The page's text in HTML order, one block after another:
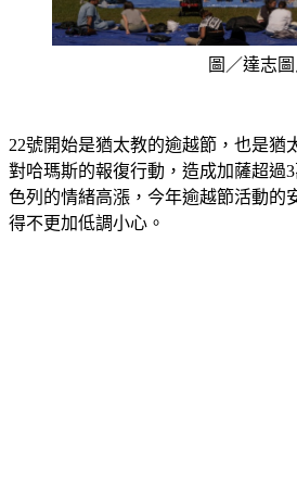
圖／達志
22號開始是猶太教的逾越節，也是猶
對哈瑪斯的報復行動，造成加薩超過
色列的情緒高漲，今年逾越節活動的
得不更加低調小心。